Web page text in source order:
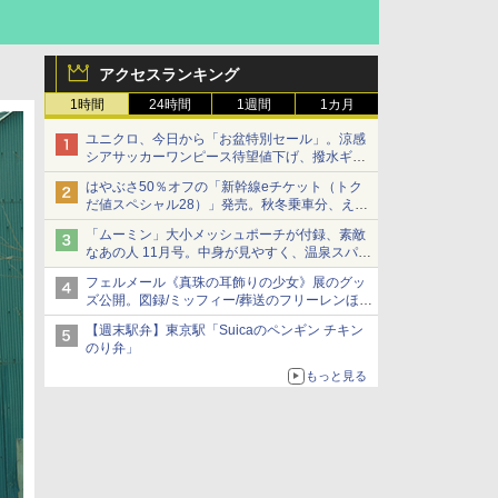
アクセスランキング
1時間 24時間 1週間 1カ月
ユニクロ、今日から「お盆特別セール」。涼感
シアサッカーワンピース待望値下げ、撥水ギア
ショーツは1990円に
はやぶさ50％オフの「新幹線eチケット（トク
だ値スペシャル28）」発売。秋冬乗車分、えき
ねっと限定
「ムーミン」大小メッシュポーチが付録、素敵
なあの人 11月号。中身が見やすく、温泉スパに
も使える
フェルメール《真珠の耳飾りの少女》展のグッ
ズ公開。図録/ミッフィー/葬送のフリーレンほ
か、注目ブランドコラボが実現
【週末駅弁】東京駅「Suicaのペンギン チキン
のり弁」
もっと見る